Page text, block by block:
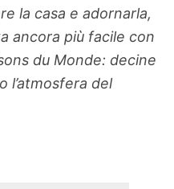
la casa e adornarla,
ancora più facile con
du Monde: decine
l’atmosfera del